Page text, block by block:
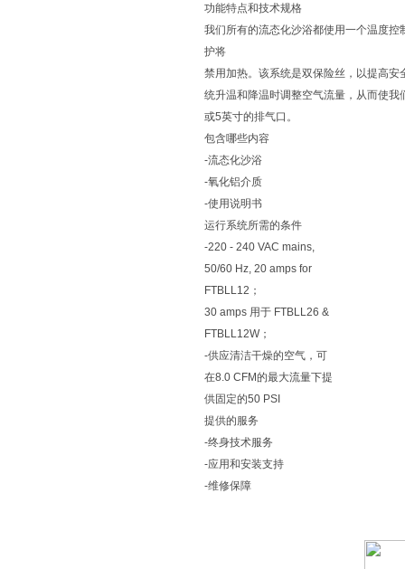
功能特点和技术规格
我们所有的流态化沙浴都使用一个温度
护将
禁用加热。该系统是双保险丝，以提高
统升温和降温时调整空气流量，从而使
或5英寸的排气口。
包含哪些内容
-流态化沙浴
-氧化铝介质
-使用说明书
运行系统所需的条件
-220 - 240 VAC mains,
50/60 Hz, 20 amps for
FTBLL12；
30 amps 用于 FTBLL26 &
FTBLL12W；
-供应清洁干燥的空气，可
在8.0 CFM的最大流量下提
供固定的50 PSI
提供的服务
-终身技术服务
-应用和安装支持
-维修保障